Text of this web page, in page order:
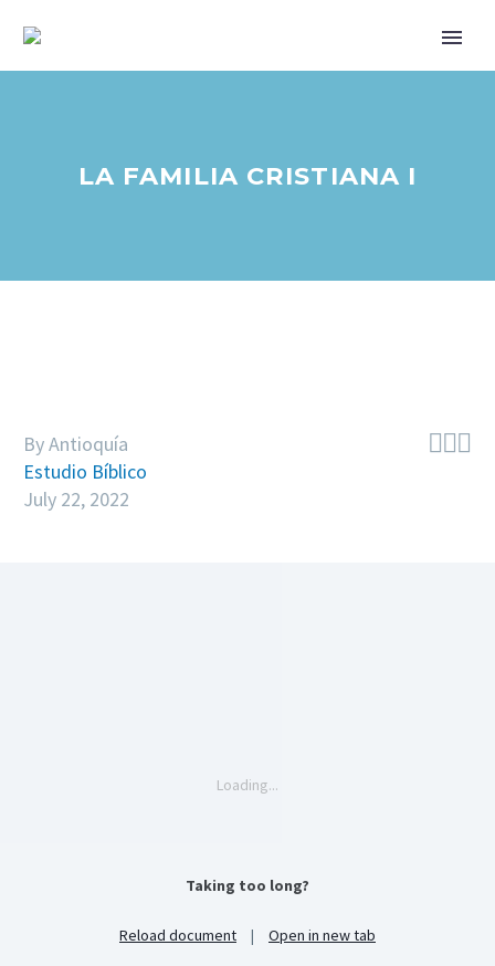
LA FAMILIA CRISTIANA I

By Antioquía
Estudio Bíblico
July 22, 2022
Loading...
Taking too long?
Reload document | Open in new tab